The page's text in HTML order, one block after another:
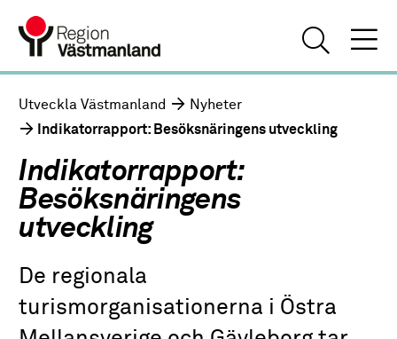
Utveckla Västmanland
Nyheter
Indikatorrapport: Besöksnäringens utveckling
Indikatorrapport:
Besöksnäringens
utveckling
De regionala
turismorganisationerna i Östra